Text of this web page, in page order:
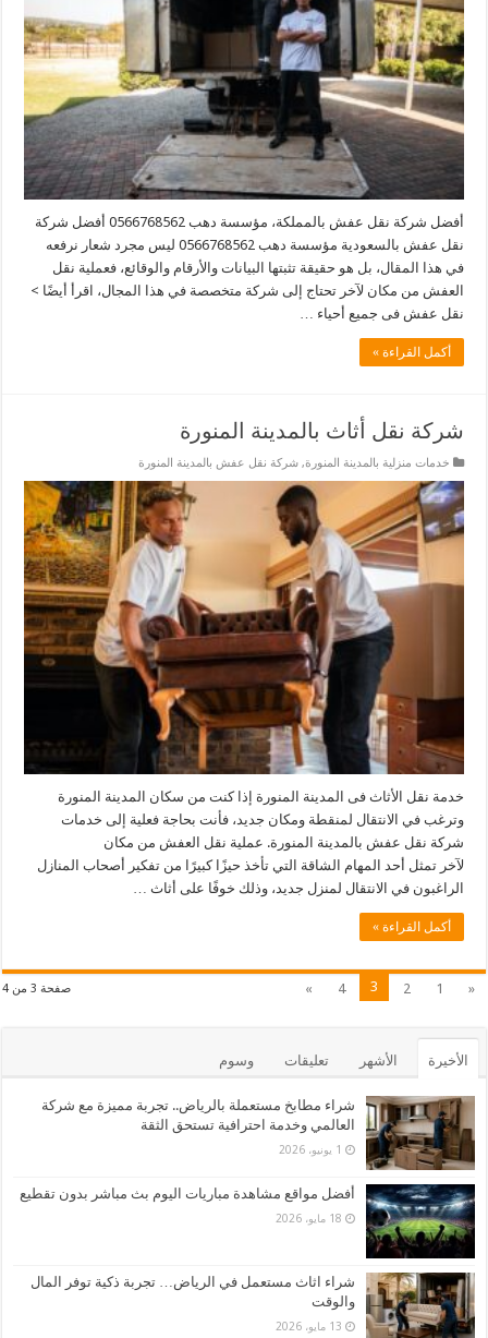
أفضل شركة نقل عفش بالمملكة، مؤسسة دهب 0566768562 أفضل شركة
نقل عفش بالسعودية مؤسسة دهب 0566768562 ليس مجرد شعار نرفعه
في هذا المقال، بل هو حقيقة تثبتها البيانات والأرقام والوقائع، فعملية نقل
العفش من مكان لآخر تحتاج إلى شركة متخصصة في هذا المجال، اقرأ أيضًا >
نقل عفش فى جميع أحياء …
أكمل القراءة »
شركة نقل أثاث بالمدينة المنورة
خدمات منزلية بالمدينة المنورة,شركة نقل عفش بالمدينة المنورة
خدمة نقل الأثاث فى المدينة المنورة إذا كنت من سكان المدينة المنورة
وترغب في الانتقال لمنقطة ومكان جديد، فأنت بحاجة فعلية إلى خدمات
شركة نقل عفش بالمدينة المنورة. عملية نقل العفش من مكان
لآخر تمثل أحد المهام الشاقة التي تأخذ حيزًا كبيرًا من تفكير أصحاب المنازل
الراغبون في الانتقال لمنزل جديد، وذلك خوفًا على أثاث …
أكمل القراءة »
صفحة 3 من 4 «
1
2
3
4
»
الأخيرة الأشهر تعليقات وسوم
شراء مطابخ مستعملة بالرياض.. تجربة مميزة مع شركة
العالمي وخدمة احترافية تستحق الثقة
1 يونيو، 2026
أفضل مواقع مشاهدة مباريات اليوم بث مباشر بدون تقطيع
18 مايو، 2026
شراء اثاث مستعمل في الرياض… تجربة ذكية توفر المال
والوقت
13 مايو، 2026